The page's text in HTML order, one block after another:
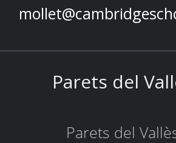
Parets del
Parets del